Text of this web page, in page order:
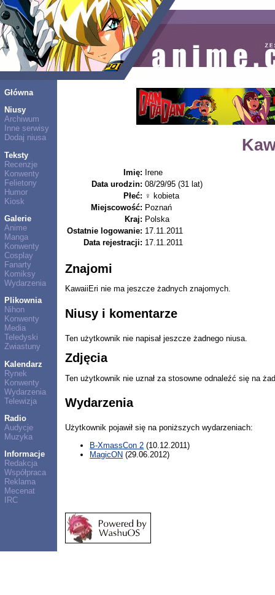
Główna
Niusy
Archiwum
Inne serwisy
Dodaj niusa
Teksty
Recenzje
Konwenty
Felietony
Humor
Kiosk
Galerie
Anime
Manga
Konwenty
Cosplay
Fanarty
Komiksy
Wydarzenia
Plikownia
Nihon
Konwenty
Media
Teledyski
Zwiastuny
Kalendarz
Rynek
Konwenty
Wydarzenia
Telewizja
Radio
Audycje
Muzyka
Informacje
Redakcja
Współpraca
Reklama
Mecenat
IRC
Imię: Irene
Data urodzin: 08/29/95 (31 lat)
Płeć: ♀ kobieta
Miejscowość: Poznań
Kraj: Polska
Ostatnie logowanie: 17.11.2011
Data rejestracji: 17.11.2011
Znajomi
KawaiiEri nie ma jeszcze żadnych znajomych.
Niusy i komentarze
Ten użytkownik nie napisał jeszcze żadnego niusa.
Zdjęcia
Ten użytkownik nie uznał za stosowne odnaleźć się na
Wydarzenia
Użytkownik pojawił się na poniższych wydarzeniach:
B-XmassCon 2 (10.12.2011)
MagicON (29.06.2012)